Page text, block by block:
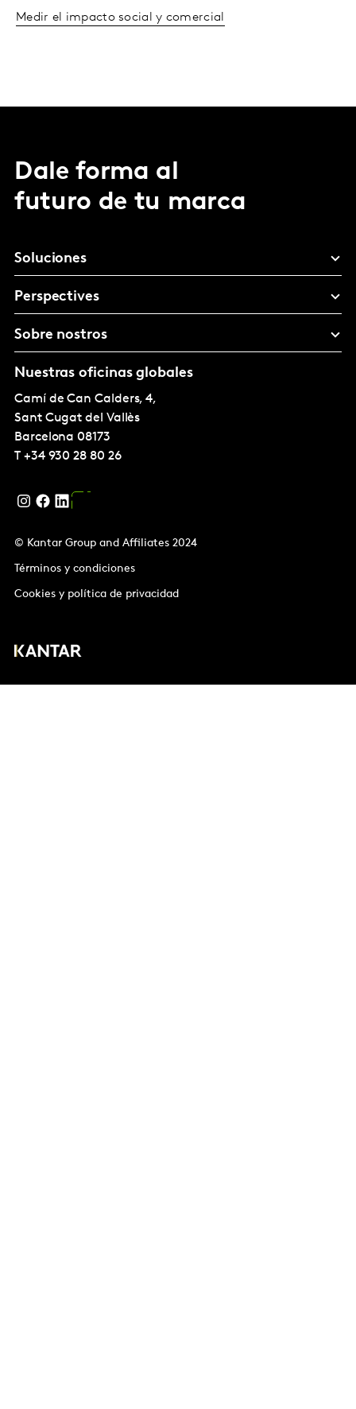
Medir el impacto social y comercial
Dale forma al
futuro de tu marca
Soluciones
Perspectives
Sobre nostros
Nuestras oficinas globales
Camí de Can Calders, 4,
Sant Cugat del Vallès
Barcelona 08173
T +34 930 28 80 26
© Kantar Group and Affiliates 2024
Términos y condiciones
Cookies y política de privacidad